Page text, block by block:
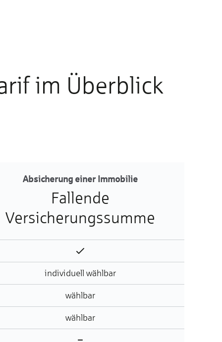
im Über­blick
Absicherung einer Immobilie
Fallende
Versicherungssumme
Enthalten
individuell wählbar
wählbar
wählbar